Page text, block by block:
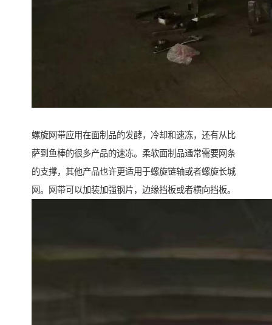
螺旋网带应用在面制品的发酵，冷却和速冻，还有从比
萨到鱼棒的很多产品的速冻。柔软面制品通常需要网条
的支撑，其他产品也许更适用于螺旋链轴或者螺旋长城
网。网带可以加装加强钢片，边缘挡板或者横向挡板。